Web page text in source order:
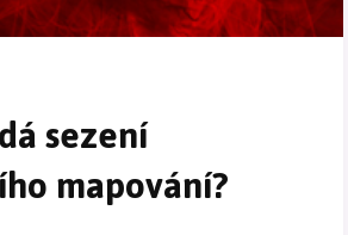
sezení
mapování?